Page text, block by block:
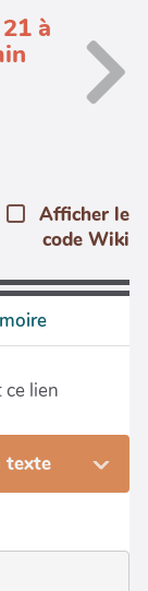
à
Afficher le
code Wiki